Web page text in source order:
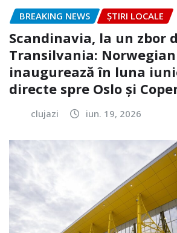
BREAKING NEWS ȘTIRI LOCALE
Scandinavia, la un zbor
Transilvania: Norwegian
inaugurează în luna
directe spre Oslo și
clujazi iun. 19, 2026